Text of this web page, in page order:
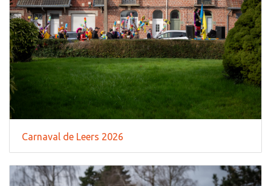
Carnaval de Leers 2026